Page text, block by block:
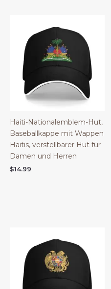
Haiti-Nationalemblem-Hut,
Baseballkappe mit Wappen
Haitis, verstellbarer Hut für
Damen und Herren
$14.99